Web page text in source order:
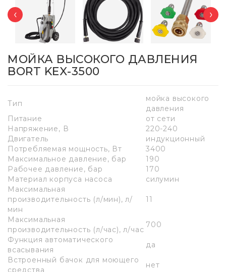
‹ ›
МОЙКА ВЫСОКОГО ДАВЛЕНИЯ
BORT KEX-3500
Тип
мойка высокого
давления
Питание
от сети
Напряжение, В
220-240
Двигатель
индукционный
Потребляемая мощность, Вт
3400
Максимальное давление, бар
190
Рабочее давление, бар
170
Материал корпуса насоса
силумин
Максимальная
производительность (л/мин), л/
мин
11
Максимальная
производительность (л/час), л/час
700
Функция автоматического
всасывания
да
Встроенный бачок для моющего
средства
нет